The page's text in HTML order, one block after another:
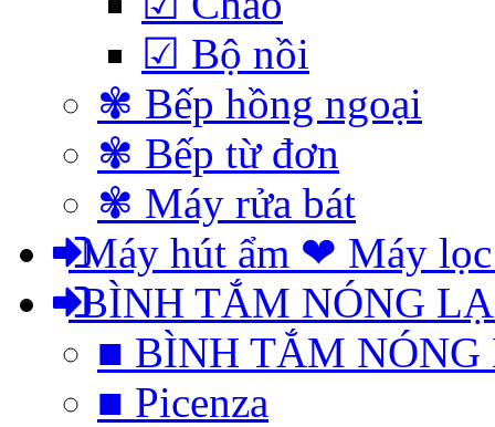
☑ Bộ nồi
✾ Bếp hồng ngoại
✾ Bếp từ đơn
✾ Máy rửa bát
Máy hút ẩm ❤ Máy
BÌNH TẮM NÓNG
■ BÌNH TẮM
■ Picenza